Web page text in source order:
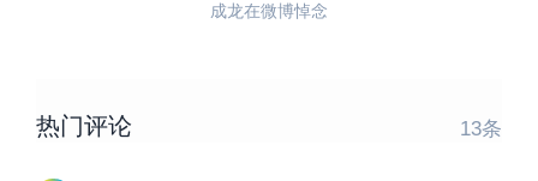
成龙在微博悼念
热门评论 13条